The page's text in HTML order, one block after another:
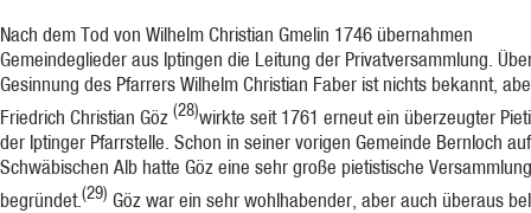
Nach dem Tod von Wilhelm Chri­stian Gmelin 1746 übernahmen
Gemeindeglieder aus Iptingen die Leitung der Privatversammlung.
Gesinnung des Pfarrers Wilhelm Christian Faber ist nichts bekannt,
Friedrich Christian Göz (28)wirkte seit 1761 erneut ein überzeugter
der Iptinger Pfarrstelle. Schon in seiner vo­rigen Gemeinde Bernloch
Schwäbischen Alb hatte Göz eine sehr große pietistische Versammlung
begründet.(29) Göz war ein sehr wohl­habender, aber auch überaus